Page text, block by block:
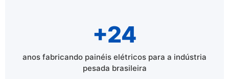
+24
anos fabricando painéis elétricos para a indústria
pesada brasileira